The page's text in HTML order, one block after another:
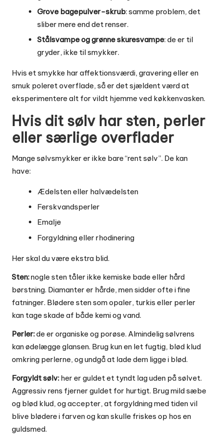
Grove bagepulver-skrub: samme problem, det
sliber mere end det renser.
Stålsvampe og grønne skuresvampe: de er til
gryder, ikke til smykker.
Hvis et smykke har affektionsværdi, gravering eller en
smuk poleret overflade, så er det sjældent værd at
eksperimentere alt for vildt hjemme ved køkkenvasken.
Hvis dit sølv har sten, perler
eller særlige overflader
Mange sølvsmykker er ikke bare “rent sølv”. De kan
have:
Ædelsten eller halvædelsten
Ferskvandsperler
Emalje
Forgyldning eller rhodinering
Her skal du være ekstra blid.
Sten:nogle sten tåler ikke kemiske bade eller hård
børstning. Diamanter er hårde, men sidder ofte i fine
fatninger. Blødere sten som opaler, turkis eller perler
kan tage skade af både kemi og vand.
Perler:de er organiske og porøse. Almindelig sølvrens
kan ødelægge glansen. Brug kun en let fugtig, blød klud
omkring perlerne, og undgå at lade dem ligge i blød.
Forgyldt sølv: her er guldet et tyndt lag uden på sølvet.
Aggressiv rens fjerner guldet for hurtigt. Brug mild sæbe
og blød klud, og accepter, at forgyldning med tiden vil
blive blødere i farven og kan skulle friskes op hos en
guldsmed.